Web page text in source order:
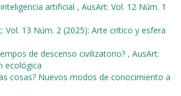
artificial , AusArt: Vol. 12 Núm. 1
Vol. 13 Núm. 2 (2025): Arte crítico y esfera
de descenso civilizatorio? , AusArt:
ecológica
cosas? Nuevos modos de conocimiento a